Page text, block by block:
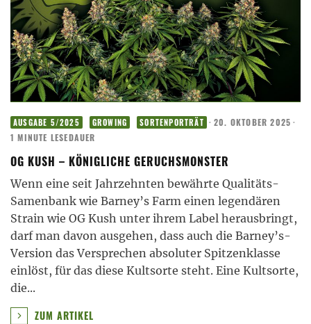
AUSGABE 5/2025 GROWING SORTENPORTRÄT · 20. OKTOBER 2025 ·
1 MINUTE LESEDAUER
OG KUSH – KÖNIGLICHE GERUCHSMONSTER
Wenn eine seit Jahrzehnten bewährte Qualitäts-
Samenbank wie Barney’s Farm einen legendären
Strain wie OG Kush unter ihrem Label herausbringt,
darf man davon ausgehen, dass auch die Barney’s-
Version das Versprechen absoluter Spitzenklasse
einlöst, für das diese Kultsorte steht. Eine Kultsorte,
die...
ZUM ARTIKEL